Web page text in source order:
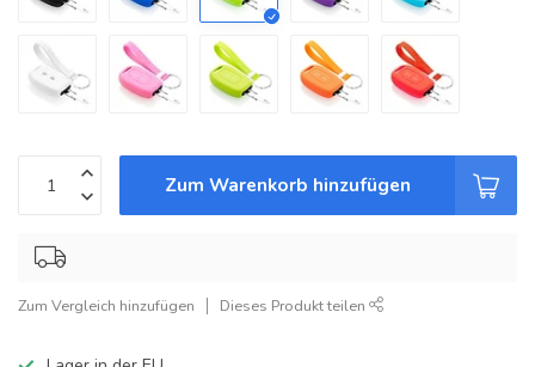
Zum Warenkorb hinzufügen
Zum Vergleich hinzufügen Dieses Produkt teilen